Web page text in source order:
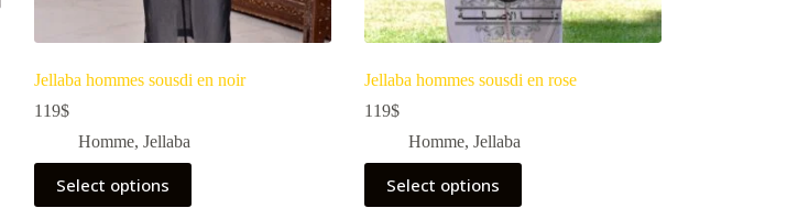
Jellaba hommes sousdi en noir
119$
Homme, Jellaba
Select options
Jellaba hommes sousdi en rose
119$
Homme, Jellaba
Select options